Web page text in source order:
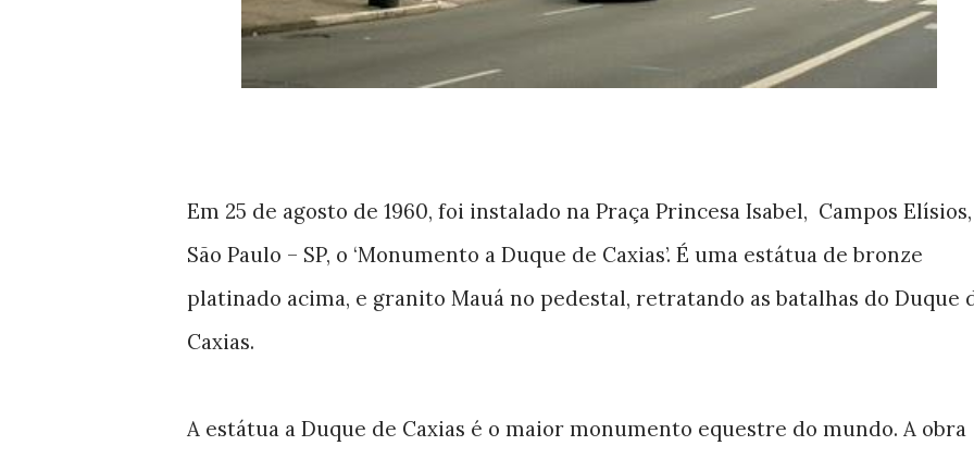
Em 25 de agosto de 1960, foi instalado na Praça Princesa Isabel, Campos Elísios,
São Paulo – SP, o ‘Monumento a Duque de Caxias’. É uma estátua de bronze
platinado acima, e granito Mauá no pedestal, retratando as batalhas do Duque
Caxias.
A estátua a Duque de Caxias é o maior monumento equestre do mundo. A obra